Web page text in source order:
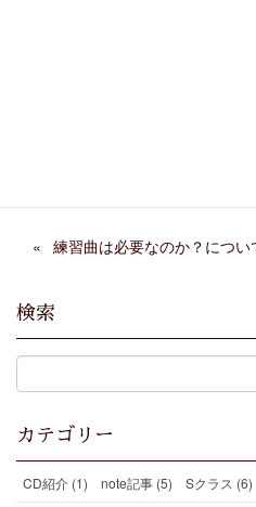
練習曲は必要なのか？につい
検索
カテゴリー
CD紹介 (1) note記事 (5) Sクラス (6)